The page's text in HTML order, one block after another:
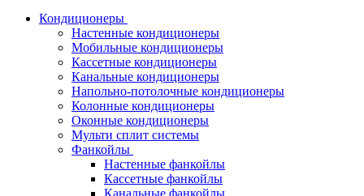
Кондиционеры
Настенные кондиционеры
Мобильные кондиционеры
Кассетные кондиционеры
Канальные кондиционеры
Напольно-потолочные кондиционеры
Колонные кондиционеры
Оконные кондиционеры
Мульти сплит системы
Фанкойлы
Настенные фанкойлы
Кассетные фанкойлы
Канальные фанкойлы